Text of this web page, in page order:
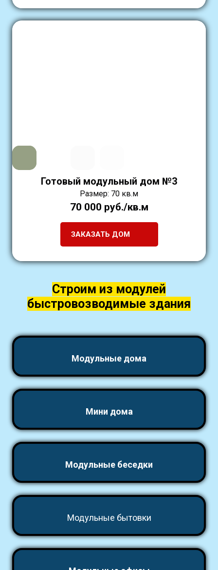
Готовый модульный дом №3
Размер: 70 кв.м
70 000 руб./кв.м
ЗАКАЗАТЬ ДОМ
Строим из модулей
быстровозводимые здания
Модульные дома
Мини дома
Модульные беседки
Модульные бытовки